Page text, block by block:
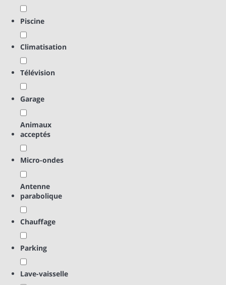
Piscine
Climatisation
Télévision
Garage
Animaux
acceptés
Micro-ondes
Antenne
parabolique
Chauffage
Parking
Lave-vaisselle